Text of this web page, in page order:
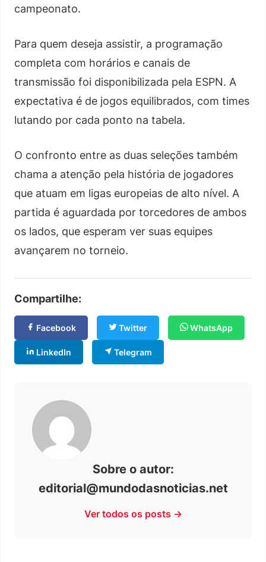
campeonato.
Para quem deseja assistir, a programação
completa com horários e canais de
transmissão foi disponibilizada pela ESPN. A
expectativa é de jogos equilibrados, com times
lutando por cada ponto na tabela.
O confronto entre as duas seleções também
chama a atenção pela história de jogadores
que atuam em ligas europeias de alto nível. A
partida é aguardada por torcedores de ambos
os lados, que esperam ver suas equipes
avançarem no torneio.
Compartilhe:
Facebook Twitter WhatsApp
LinkedIn Telegram
Sobre o autor:
editorial@mundodasnoticias.net
Ver todos os posts →